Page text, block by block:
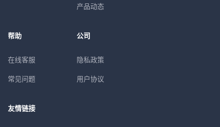
产品动态
帮助
在线客服
常见问题
公司
隐私政策
用户协议
友情链接